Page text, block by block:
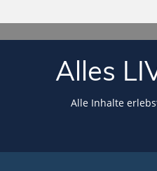
Alles
Alle Inhalte